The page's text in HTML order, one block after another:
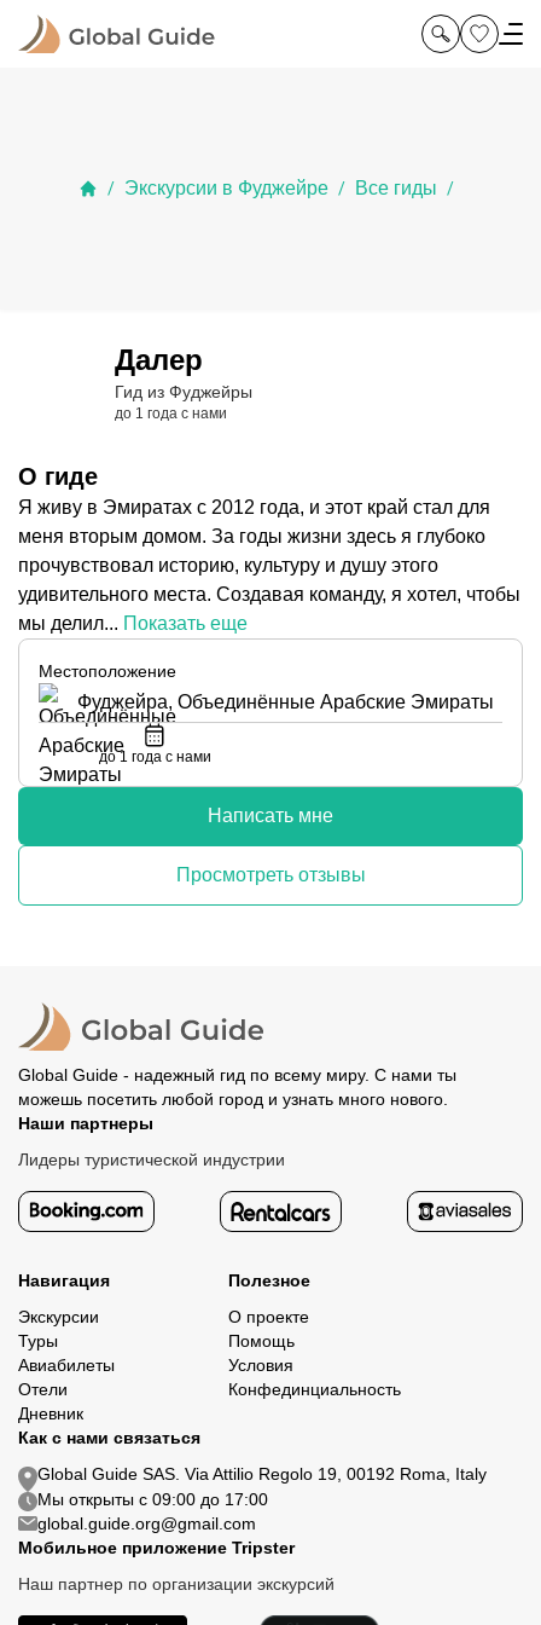
/ Экскурсии в Фуджейре / Все гиды /
Далер
Гид из Фуджейры
до 1 года с нами
О гиде
Я живу в Эмиратах с 2012 года, и этот край стал для
меня вторым домом. За годы жизни здесь я глубоко
прочувствовал историю, культуру и душу этого
удивительного места. Создавая команду, я хотел, чтобы
мы делил... Показать еще
Местоположение
Фуджейра, Объединённые Арабские Эмираты
до 1 года с нами
Написать мне
Просмотреть отзывы
Global Guide - надежный гид по всему миру. С нами ты
можешь посетить любой город и узнать много нового.
Наши партнеры
Лидеры туристической индустрии
Навигация
Экскурсии
Туры
Авиабилеты
Отели
Дневник
Полезное
О проекте
Помощь
Условия
Конфединциальность
Как с нами связаться
Global Guide SAS. Via Attilio Regolo 19, 00192 Roma, Italy
Мы открыты с 09:00 до 17:00
global.guide.org@gmail.com
Мобильное приложение Tripster
Наш партнер по организации экскурсий